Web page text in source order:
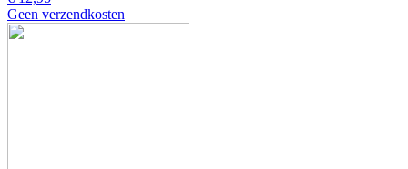
Geen verzendkosten